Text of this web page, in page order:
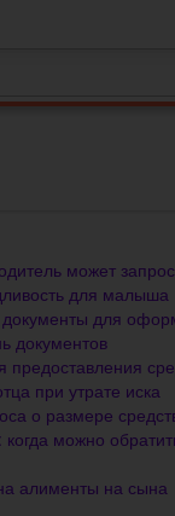
может
для малыша
для
документов
предоставления
при утрате иска
о размере
когда можно
алименты на сына